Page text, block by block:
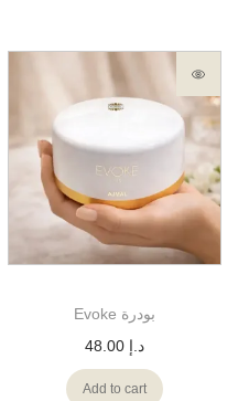
Evoke بودرة
د.إ 48.00
Add to cart